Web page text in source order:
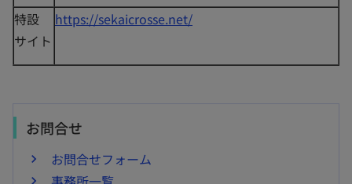
特設
サイト
https://sekaicrosse.net/
お問合せ
お問合せフォーム